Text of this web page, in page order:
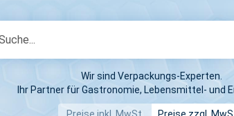
Wir sind Verpackungs-Experten.
Ihr Partner für Gastronomie, Lebensmittel- und